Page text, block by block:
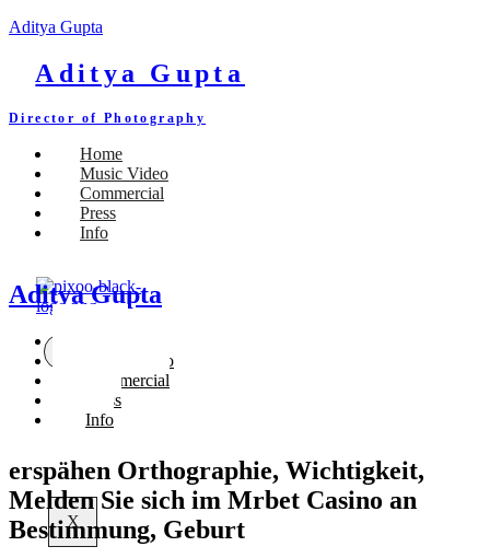
Aditya Gupta
Aditya Gupta
Director of Photography
Home
Music Video
Commercial
Press
Info
Aditya Gupta
Music Video
Commercial
Press
Info
X
erspähen Orthographie, Wichtigkeit,
Melden Sie sich im Mrbet Casino an
Bestimmung, Geburt